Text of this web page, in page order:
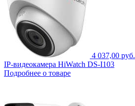
4 037,00 руб.
IP-видеокамера HiWatch DS-I103
Подробнее о товаре